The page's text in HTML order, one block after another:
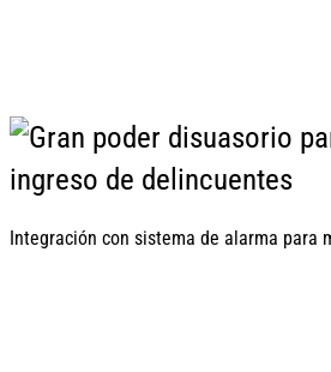
Integración con sistema de alarma para